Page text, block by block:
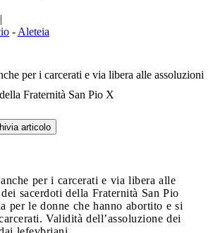
|
- Aleteia
per i carcerati e via libera alle assoluzioni
Fraternità San Pio X
articolo
per i carcerati e via libera alle
sacerdoti della Fraternità San Pio
per le donne che hanno abortito e si
Validità dell’assoluzione dei